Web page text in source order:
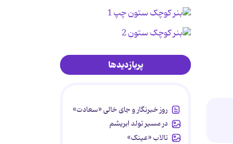
پربازدیدها
روز خبرنگار و جای خالی «سعادت»
در مسیر تولد ابریشم
تالاب «عینک»